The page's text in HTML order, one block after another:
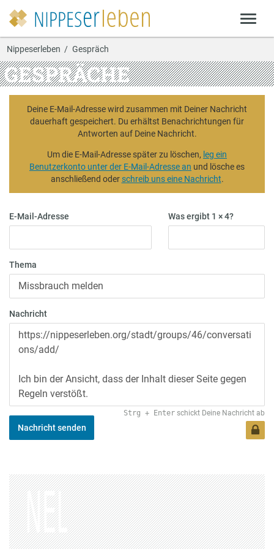
Nippeserleben Gespräch
GESPRÄCHE
Deine E-Mail-Adresse wird zusammen mit Deiner Nachricht
dauerhaft gespeichert. Du erhältst Benachrichtungen für
Antworten auf Deine Nachricht.
Um die E-Mail-Adresse später zu löschen, leg ein
Benutzerkonto unter der E-Mail-Adresse an und lösche es
anschließend oderschreib uns eine Nachricht.
E-Mail-Adresse Was ergibt 1 × 4?
Thema
Nachricht
Strg + Enter schickt Deine Nachricht ab
Nachricht senden